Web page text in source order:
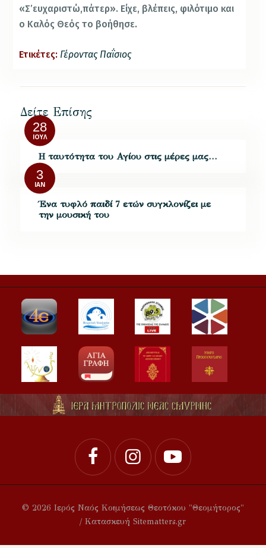
«Σ’ευχαριστώ,πάτερ». Είχε, βλέπεις, φιλότιμο και
ο Καλός Θεός το βοήθησε.
Ετικέτες: Γέροντας Παΐσιος
Δείτε Επίσης
28
ΙΟΎΛ
Η ταυτότητα του Αγίου στις μέρες μας…
3
ΙΑΝ
Ένα τυφλό παιδί 7 ετών συγκλονίζει με
την μουσική του
© 2026 Ιερός Ναός Κοιμήσεως Θεοτόκου "Θεομήτορος"
/ Κατασκευή Sitematters.gr